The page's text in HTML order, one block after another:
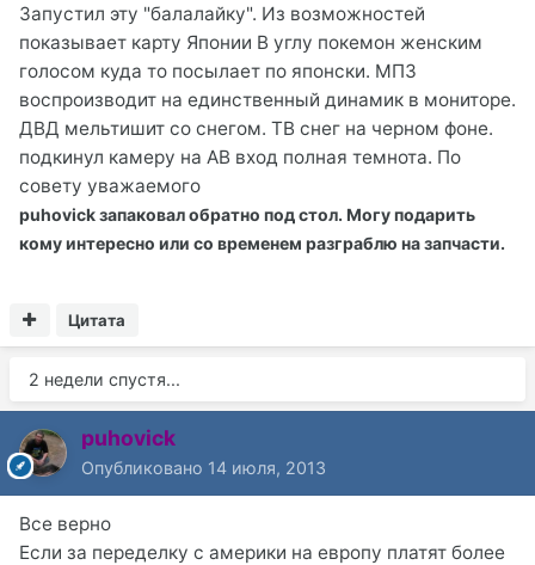
Запустил эту "балалайку". Из возможностей
показывает карту Японии В углу покемон женским
голосом куда то посылает по японски. МП3
воспроизводит на единственный динамик в мониторе.
ДВД мельтишит со снегом. ТВ снег на черном фоне.
подкинул камеру на АВ вход полная темнота. По
совету уважаемого
puhovick запаковал обратно под стол. Могу подарить
кому интересно или со временем разграблю на запчасти.
Цитата
2 недели спустя...
puhovick
Опубликовано 14 июля, 2013
Все верно
Если за переделку с америки на европу платят более